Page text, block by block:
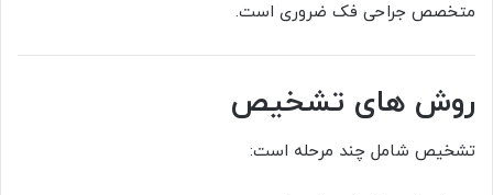
متخصص جراحی فک ضروری است.
روش های تشخیص
تشخیص شامل چند مرحله است: